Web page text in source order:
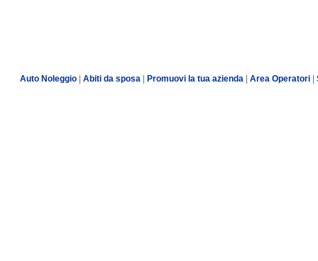
Auto Noleggio Abiti da sposa Promuovi la tua azienda Area Operatori